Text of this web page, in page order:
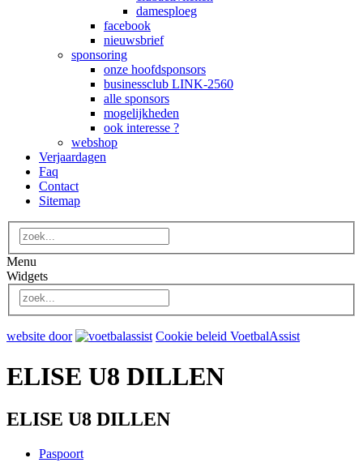
damesploeg
facebook
nieuwsbrief
sponsoring
onze hoofdsponsors
businessclub LINK-2560
alle sponsors
mogelijkheden
ook interesse ?
webshop
Verjaardagen
Faq
Contact
Sitemap
Menu
Widgets
website door Cookie beleid VoetbalAssist
ELISE U8 DILLEN
ELISE U8 DILLEN
Paspoort